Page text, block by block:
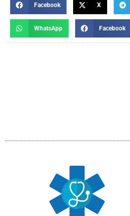
Facebook X
WhatsApp Facebook